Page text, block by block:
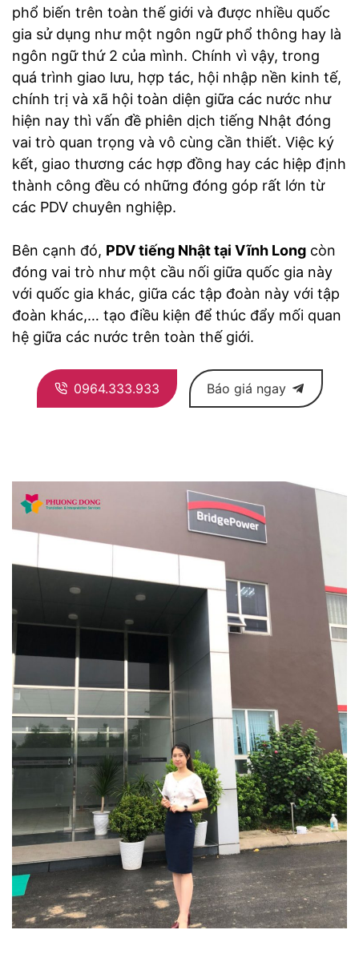
phổ biến trên toàn thế giới và được nhiều quốc
gia sử dụng như một ngôn ngữ phổ thông hay là
ngôn ngữ thứ 2 của mình. Chính vì vậy, trong
quá trình giao lưu, hợp tác, hội nhập nền kinh tế,
chính trị và xã hội toàn diện giữa các nước như
hiện nay thì vấn đề phiên dịch tiếng Nhật đóng
vai trò quan trọng và vô cùng cần thiết. Việc ký
kết, giao thương các hợp đồng hay các hiệp định
thành công đều có những đóng góp rất lớn từ
các PDV chuyên nghiệp.
Bên cạnh đó, PDV tiếng Nhật tại Vĩnh Long còn
đóng vai trò như một cầu nối giữa quốc gia này
với quốc gia khác, giữa các tập đoàn này với tập
đoàn khác,… tạo điều kiện để thúc đẩy mối quan
hệ giữa các nước trên toàn thế giới.
0964.333.933 Báo giá ngay